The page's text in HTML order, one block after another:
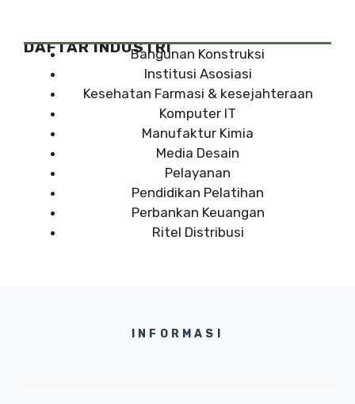
DAFTAR INDUSTRIBangunan Konstruksi
Institusi Asosiasi
Kesehatan Farmasi & kesejahteraan
Komputer IT
Manufaktur Kimia
Media Desain
Pelayanan
Pendidikan Pelatihan
Perbankan Keuangan
Ritel Distribusi
INFORMASI